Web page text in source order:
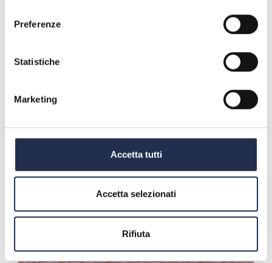
Preferenze
Statistiche
Marketing
Accetta tutti
Accetta selezionati
Rifiuta